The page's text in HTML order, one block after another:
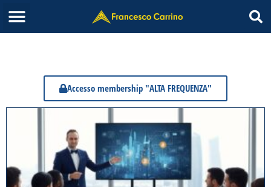
Accesso membership "ALTA FREQUENZA"